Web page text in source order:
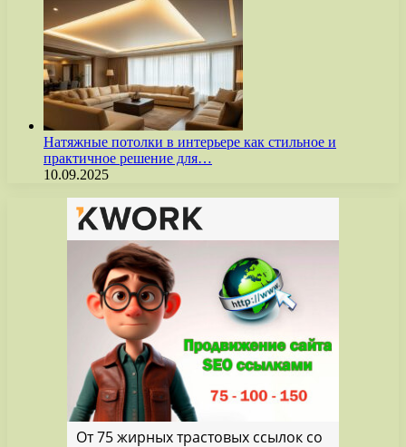
Натяжные потолки в интерьере как стильное и
практичное решение для…
10.09.2025